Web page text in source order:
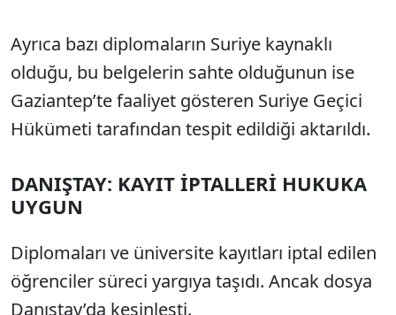
Ayrıca bazı diplomaların Suriye kaynaklı
olduğu, bu belgelerin sahte olduğunun ise
Gaziantep’te faaliyet gösteren Suriye Geçici
Hükümeti tarafından tespit edildiği aktarıldı.
DANIŞTAY: KAYIT İPTALLERİ HUKUKA
UYGUN
Diplomaları ve üniversite kayıtları iptal edilen
öğrenciler süreci yargıya taşıdı. Ancak dosya
Danıştay’da kesinleşti.